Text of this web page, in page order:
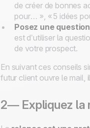
de créer de bonnes
pour… », « 5 idées
Posez une question
est d’utiliser la
de votre prospect.
En suivant ces conseils
futur client ouvre le mail,
2— Expliquez la